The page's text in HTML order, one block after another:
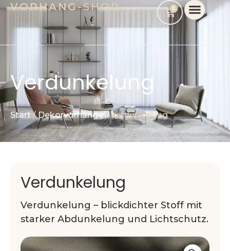
Zum
springen
VORHANG-SHOP 0
Cart
Verdunkelung
Start /Dekorvorhänge/ Verdunkelung
Verdunkelung
Verdunkelung – blickdichter Stoff mit
starker Abdunkelung und Lichtschutz.